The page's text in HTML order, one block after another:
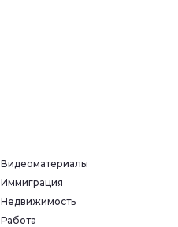
Видеоматериалы
Иммиграция
Недвижимость
Работа